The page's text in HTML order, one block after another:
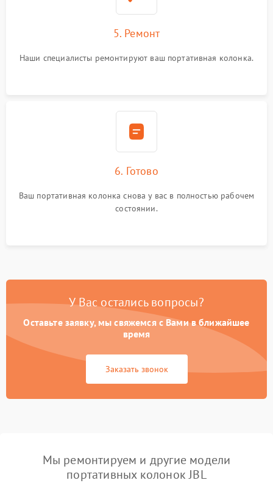
5. Ремонт
Наши специалисты ремонтируют ваш портативная колонка.
6. Готово
Ваш портативная колонка снова у вас в полностью рабочем
состоянии.
У Вас остались вопросы?
Оставьте заявку, мы свяжемся с Вами в ближайшее
время
Заказать звонок
Мы ремонтируем и другие модели
портативных колонок JBL